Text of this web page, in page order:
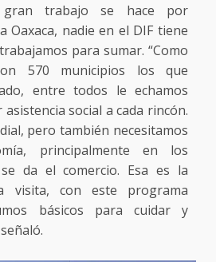
gran trabajo se hace por
Oaxaca, nadie en el DIF tiene
para sumar. “Como
570 municipios los que
entre todos le echamos
social a cada rincón.
pero también necesitamos
principalmente en los
da el comercio. Esa es la
visita, con este programa
básicos para cuidar y